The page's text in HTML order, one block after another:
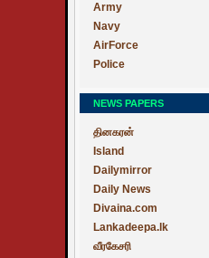
Army
Navy
AirForce
Police
NEWS PAPERS
தினகரன்
Island
Dailymirror
Daily News
Divaina.com
Lankadeepa.lk
வீரகேசரி